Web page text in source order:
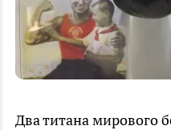
Два титана мирового